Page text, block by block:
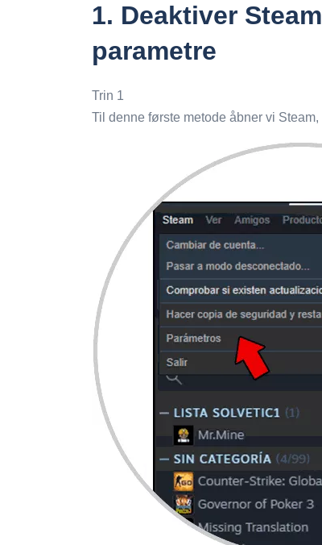
1. Deaktiver
parametre
Trin 1
Til denne første metode åbner vi